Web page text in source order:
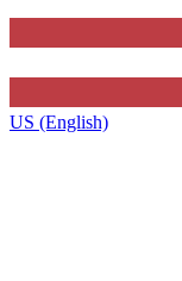
US (English)